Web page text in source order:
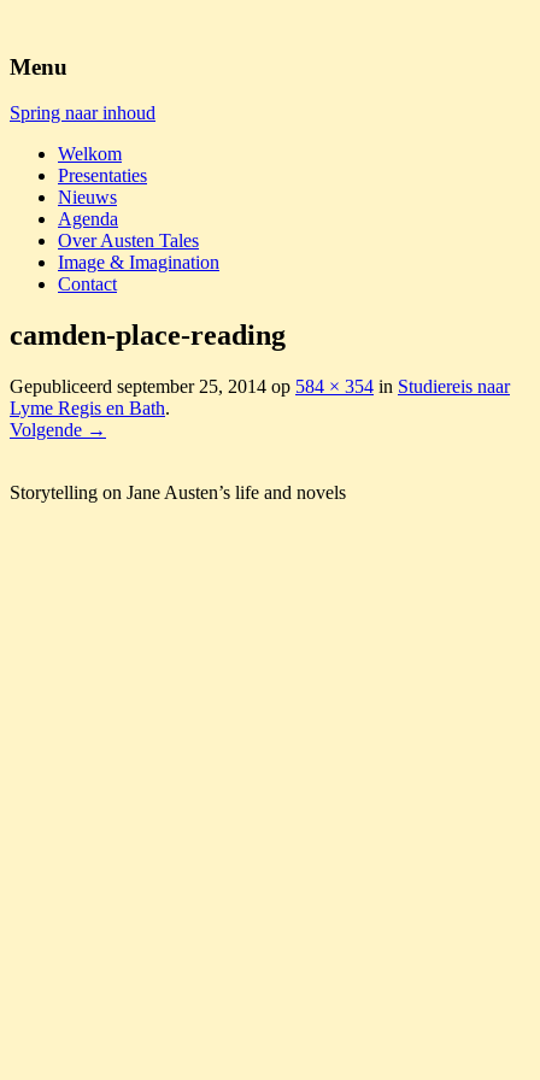
Austen Tales
Menu
Spring naar inhoud
Welkom
Presentaties
Nieuws
Agenda
Over Austen Tales
Image & Imagination
Contact
camden-place-reading
Gepubliceerd september 25, 2014 op 584 × 354 in Studiereis naar
Lyme Regis en Bath.
Volgende →
Storytelling on Jane Austen’s life and novels